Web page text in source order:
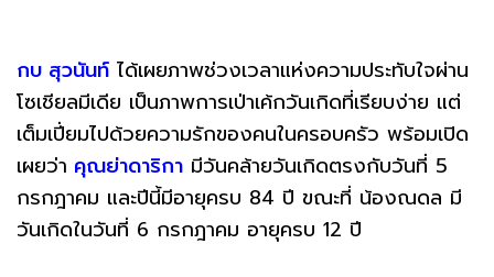
กบ สุวนันท์ ได้เผยภาพช่วงเวลาแห่งความประทับใจผ่าน
โซเชียลมีเดีย เป็นภาพการเป่าเค้กวันเกิดที่เรียบง่าย แต่
เต็มเปี่ยมไปด้วยความรักของคนในครอบครัว พร้อมเปิด
เผยว่า คุณย่าดาริกา มีวันคล้ายวันเกิดตรงกับวันที่ 5
กรกฎาคม และปีนี้มีอายุครบ 84 ปี ขณะที่ น้องณดล มี
วันเกิดในวันที่ 6 กรกฎาคม อายุครบ 12 ปี